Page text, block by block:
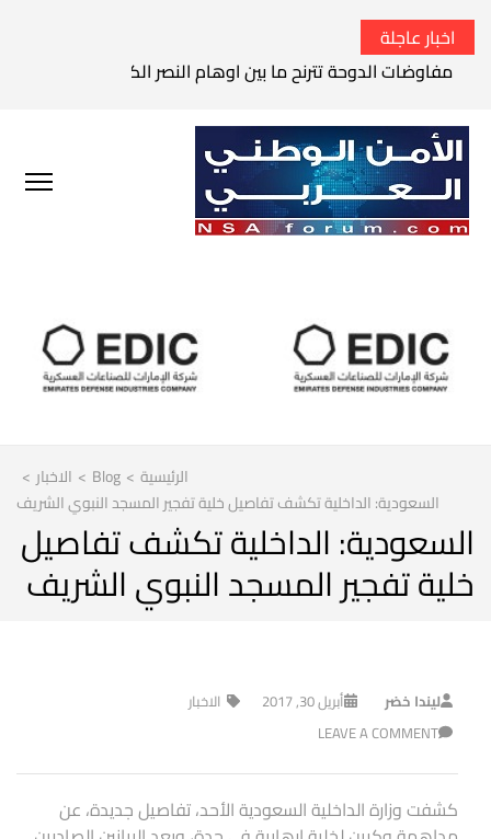
اخبار عاجلة
مفاوضات الدوحة تترنح ما بين اوهام النصر الكامل وواقع
الرئيسية >
Blog
> الاخبار >
السعودية: الداخلية تكشف تفاصيل خلية تفجير المسجد النبوي الشريف
السعودية: الداخلية تكشف تفاصيل
خلية تفجير المسجد النبوي الشريف
ليندا خضر أبريل 30, 2017
الاخبار
LEAVE A COMMENT
كشفت وزارة الداخلية السعودية الأحد، تفاصيل جديدة، عن